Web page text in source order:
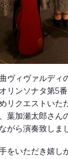
ヴィヴァルディ
リンソナタ第5
リクエストいた
葉加瀬太郎さん
がら演奏致しま
をいただき嬉し